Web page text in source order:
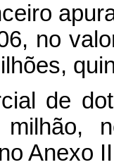
no
de
milhão,
Anexo